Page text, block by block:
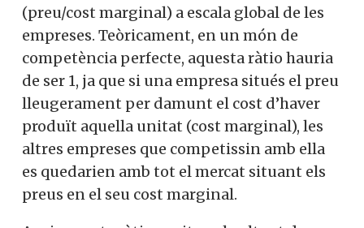
(preu/cost marginal) a escala global de les
empreses. Teòricament, en un món de
competència perfecte, aquesta ràtio hauria
de ser 1, ja que si una empresa situés el preu
lleugerament per damunt el cost d’haver
produït aquella unitat (cost marginal), les
altres empreses que competissin amb ella
es quedarien amb tot el mercat situant els
preus en el seu cost marginal.